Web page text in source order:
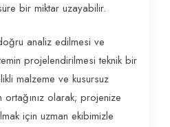
bir miktar uzayabilir.
analiz edilmesi ve
projelendirilmesi teknik bir
malzeme ve kusursuz
olarak; projenize
için uzman ekibimizle